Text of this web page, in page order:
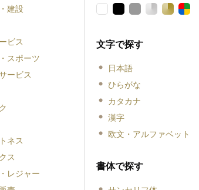
建設
ビス
スポーツ
ービス
ネス
ス
レジャー
文字で探す
日本語
ひらがな
カタカナ
漢字
欧文・アルファベット
書体で探す